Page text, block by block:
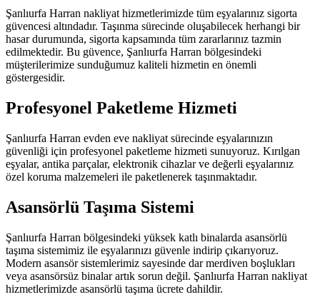
Şanlıurfa Harran nakliyat hizmetlerimizde tüm eşyalarınız sigorta
güvencesi altındadır. Taşınma sürecinde oluşabilecek herhangi bir
hasar durumunda, sigorta kapsamında tüm zararlarınız tazmin
edilmektedir. Bu güvence, Şanlıurfa Harran bölgesindeki
müşterilerimize sunduğumuz kaliteli hizmetin en önemli
göstergesidir.
Profesyonel Paketleme Hizmeti
Şanlıurfa Harran evden eve nakliyat sürecinde eşyalarınızın
güvenliği için profesyonel paketleme hizmeti sunuyoruz. Kırılgan
eşyalar, antika parçalar, elektronik cihazlar ve değerli eşyalarınız
özel koruma malzemeleri ile paketlenerek taşınmaktadır.
Asansörlü Taşıma Sistemi
Şanlıurfa Harran bölgesindeki yüksek katlı binalarda asansörlü
taşıma sistemimiz ile eşyalarınızı güvenle indirip çıkarıyoruz.
Modern asansör sistemlerimiz sayesinde dar merdiven boşlukları
veya asansörsüz binalar artık sorun değil. Şanlıurfa Harran nakliyat
hizmetlerimizde asansörlü taşıma ücrete dahildir.